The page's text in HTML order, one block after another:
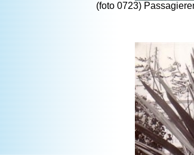
(foto 0723)